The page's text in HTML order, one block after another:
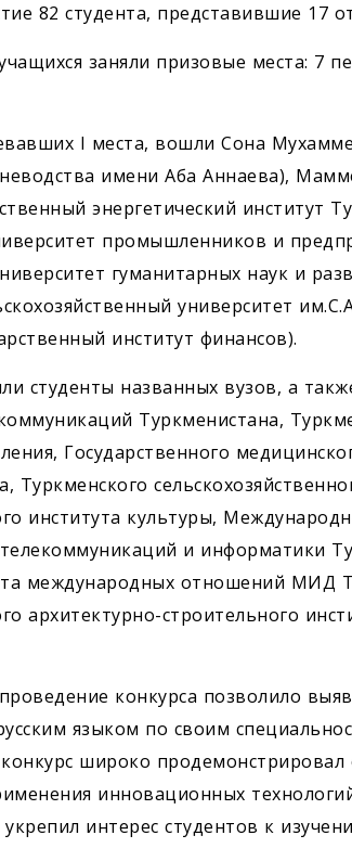
82 студента, представившие 17
заняли призовые места: 7
I места, вошли Сона
имени Аба Аннаева),
энергетический институт
промышленников и
гуманитарных наук и
университет
институт финансов).
студенты названных вузов, а
Туркменистана,
Государственного
института культуры,
и информатики
международных отношений МИД
архитектурно-строительного
конкурса позволило
языком по своим
широко
инновационных
интерес студентов к